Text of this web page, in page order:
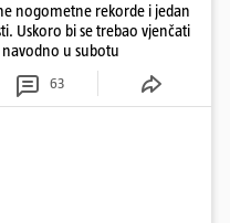
nogometne rekorde i jedan
Uskoro bi se trebao vjenčati
navodno u subotu
63